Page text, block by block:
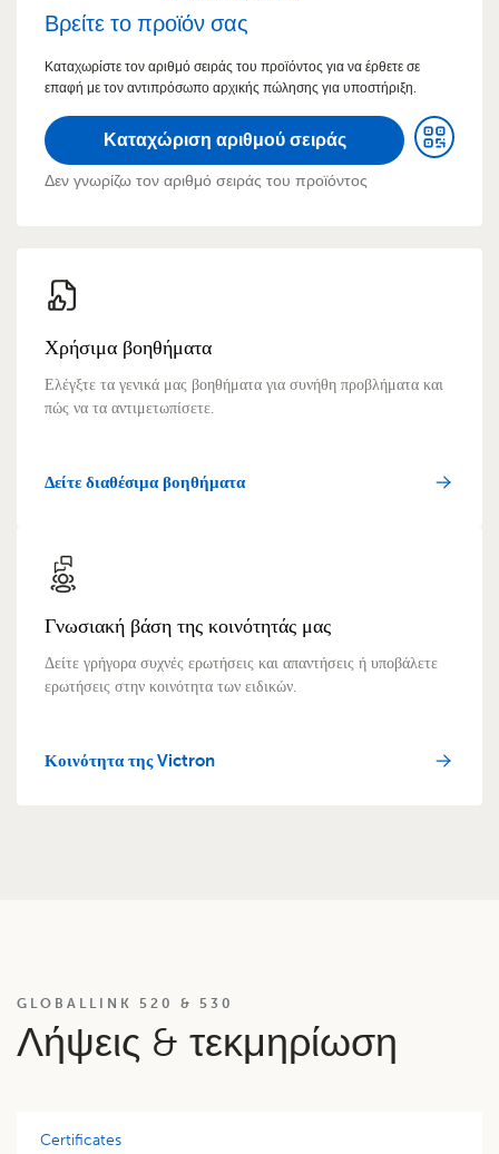
Βρείτε το προϊόν σας
Καταχωρίστε τον αριθμό σειράς του προϊόντος για να έρθετε σε
επαφή με τον αντιπρόσωπο αρχικής πώλησης για υποστήριξη.
Καταχώριση αριθμού σειράς
Δεν γνωρίζω τον αριθμό σειράς του προϊόντος
Χρήσιμα βοηθήματα
Ελέγξτε τα γενικά μας βοηθήματα για συνήθη προβλήματα και
πώς να τα αντιμετωπίσετε.
Δείτε διαθέσιμα βοηθήματα
Γνωσιακή βάση της κοινότητάς μας
Δείτε γρήγορα συχνές ερωτήσεις και απαντήσεις ή υποβάλετε
ερωτήσεις στην κοινότητα των ειδικών.
Κοινότητα της Victron
GLOBALLINK 520 & 530
Λήψεις & τεκμηρίωση
Certificates